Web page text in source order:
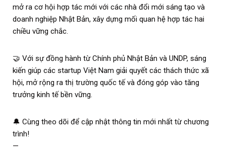
mở ra cơ hội hợp tác mới với các nhà đổi mới sáng tạo và
doanh nghiệp Nhật Bản, xây dựng mối quan hệ hợp tác hai
chiều vững chắc.
🤝 Với sự đồng hành từ Chính phủ Nhật Bản và UNDP, sáng
kiến giúp các startup Việt Nam giải quyết các thách thức xã
hội, mở rộng ra thị trường quốc tế và đóng góp vào tăng
trưởng kinh tế bền vững.
🔔 Cùng theo dõi để cập nhật thông tin mới nhất từ chương
trình!
—